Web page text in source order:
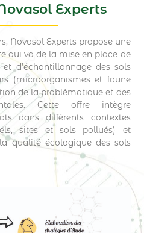
Experts
Novasol Experts propose une
qui va de la mise en place de
d’échantillonnage des sols
(microorganismes et faune
de la problématique et des
Cette offre intègre
dans différents contextes
sites et sols pollués) et
qualité écologique des sols